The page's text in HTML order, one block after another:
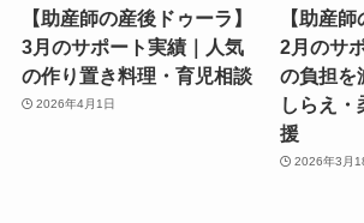
【助産師の産後ドゥーラ】
3月のサポート実績｜人気
の作り置き料理・育児相談
2026年4月1日
【助産
2月のサ
の負担を
しらえ
援
2026年3月